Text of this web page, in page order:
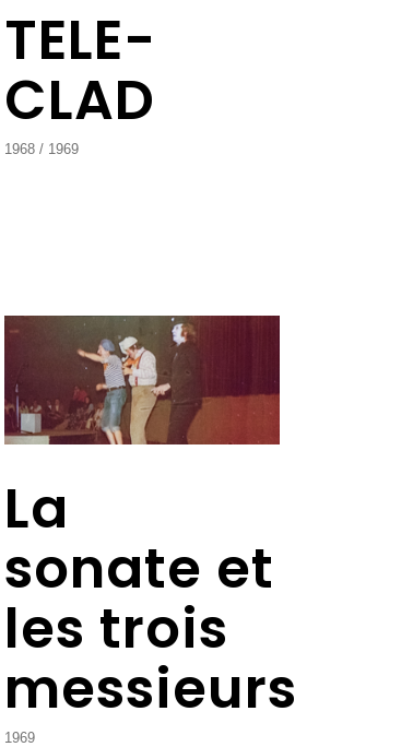
TELE-
CLAD
1968 1969
La
sonate et
les trois
messieurs
1969